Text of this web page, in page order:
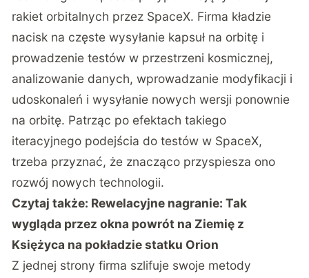
rakiet orbitalnych przez SpaceX. Firma kładzie
nacisk na częste wysyłanie kapsuł na orbitę i
prowadzenie testów w przestrzeni kosmicznej,
analizowanie danych, wprowadzanie modyfikacji i
udoskonaleń i wysyłanie nowych wersji ponownie
na orbitę. Patrząc po efektach takiego
iteracyjnego podejścia do testów w SpaceX,
trzeba przyznać, że znacząco przyspiesza ono
rozwój nowych technologii.
Czytaj także: Rewelacyjne nagranie: Tak
wygląda przez okna powrót na Ziemię z
Księżyca na pokładzie statku Orion
Z jednej strony firma szlifuje swoje metody